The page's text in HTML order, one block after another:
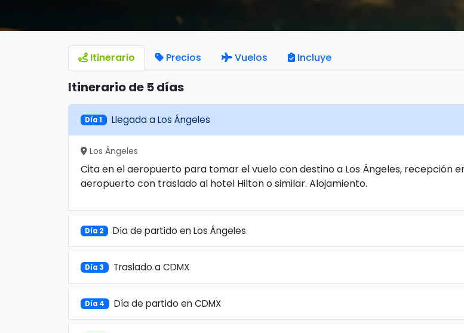
Itinerario Precios Vuelos Incluye
Itinerario de 5 días
Día 1 Llegada a Los Ángeles
Los Ángeles
Cita en el aeropuerto para tomar el vuelo con destino a Los Ángeles, recepción
aeropuerto con traslado al hotel Hilton o similar. Alojamiento.
Día 2 Día de partido en Los Ángeles
Día 3 Traslado a CDMX
Día 4 Día de partido en CDMX